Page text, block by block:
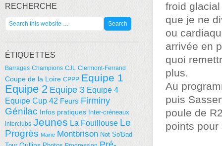
froid
que je ne
ou
arrivée en
quoi
plus.
Au
puis
poule de
points
RECHERCHE
ÉTIQUETTES
Barrages Champions CJL Clermont-Ferrand
Coupe de la Loire CPPP Equipe 1
Equipe 2 Equipe 3 Equipe 4
Equipe Cup 42 Feurs Firminy
Génilac Infos pratiques Inter-créneaux
interclubs Jeunes La Fouillouse Le
Progrès Mairie Montbrison Not So'Bad